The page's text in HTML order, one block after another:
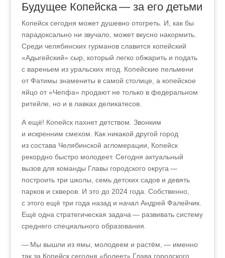
Будущее Копейска — за его детьми
Копейск сегодня может душевно отогреть. И, как бы
парадоксально ни звучало, может вкусно накормить.
Среди челябинских гурманов славится копейский
«Адыгейский» сыр, который легко обжарить и подать
с вареньем из уральских ягод. Копейские пельмени
от Фатимы знамениты в самой столице, а копейское
яйцо от «Чепфа» продают не только в федеральном
ритейле, но и в лавках деликатесов.
А ещё! Копейск пахнет детством. Звонким
и искренним смехом. Как никакой другой город
из состава Челябинской агломерации, Копейск
рекордно быстро молодеет. Сегодня актуальный
вызов для команды Главы городского округа —
построить три школы, семь детских садов и девять
парков и скверов. И это до 2024 года. Собственно,
с этого ещё три года назад и начал Андрей Фалейчик.
Ещё одна стратегическая задача — развивать систему
среднего специального образования.
— Мы вышли из ямы, молодеем и растём, — именно
так за Копейск сегодня «болеет» Глава городского